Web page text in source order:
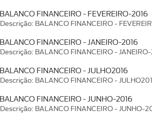
BALANCO FINANCEIRO - FEVEREIRO-2016
Descrição: BALANCO FINANCEIRO -
BALANCO FINANCEIRO - JANEIRO-2016
Descrição: BALANCO FINANCEIRO -
BALANCO FINANCEIRO - JULHO2016
Descrição: BALANCO FINANCEIRO -
BALANCO FINANCEIRO - JUNHO-2016
Descrição: BALANCO FINANCEIRO - JUNHO-